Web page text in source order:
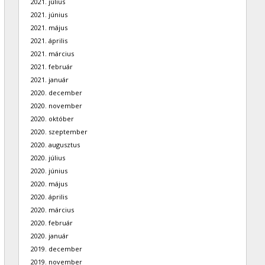
2021. június
2021. május
2021. április
2021. március
2021. február
2021. január
2020. december
2020. november
2020. október
2020. szeptember
2020. augusztus
2020. július
2020. június
2020. május
2020. április
2020. március
2020. február
2020. január
2019. december
2019. november